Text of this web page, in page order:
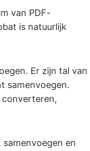
van PDF-
is natuurlijk
Er zijn tal van
samenvoegen.
converteren,
en